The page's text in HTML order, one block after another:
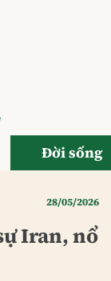
Đời sống
28/05/2026
Iran, nổ